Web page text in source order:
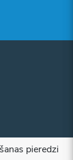
pieredzi